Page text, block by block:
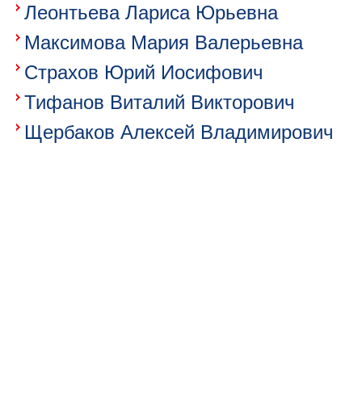
Леонтьева Лариса Юрьевна
Максимова Мария Валерьевна
Страхов Юрий Иосифович
Тифанов Виталий Викторович
Щербаков Алексей Владимирович